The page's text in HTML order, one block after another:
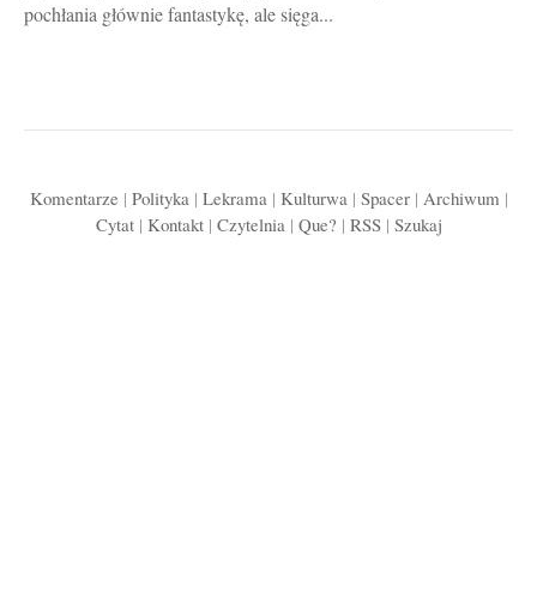
pochłania głównie fantastykę, ale sięga...
Komentarze | Polityka| Lekrama| Kulturwa| Spacer| Archiwum |
Cytat| Kontakt| Czytelnia| Que? | RSS| Szukaj